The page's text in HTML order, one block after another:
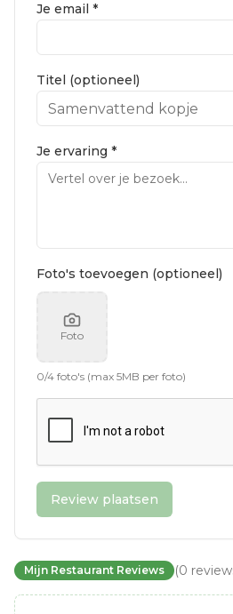
Je email *
Titel (optioneel)
Je ervaring *
Foto's toevoegen (optioneel)
Foto
0/4 foto's (max 5MB per foto)
Review plaatsen
Mijn Restaurant Reviews (0